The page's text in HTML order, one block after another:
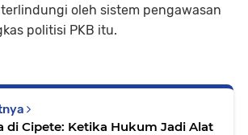
oleh sistem pengawasan
politisi PKB itu.
di Cipete: Ketika Hukum Jadi Alat